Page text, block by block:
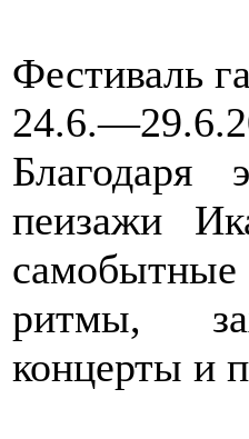
Фестиваль
Благодаря
пеизажи
ритмы,
концерты и